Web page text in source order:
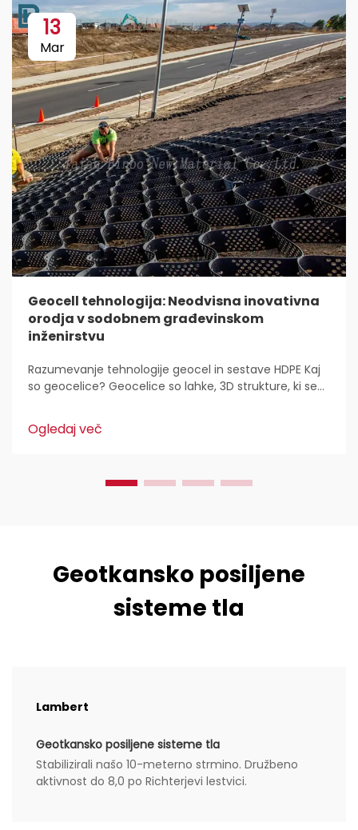
13
Mar
Geocell tehnologija: Neodvisna inovativna
orodja v sodobnem građevinskom
inženirstvu
Razumevanje tehnologije geocel in sestave HDPE Kaj
so geocelice? Geocelice so lahke, 3D strukture, ki se
gradbeništvu. Inženirji civilne zaščite jih imajo radi,
ker...
Ogledaj več
Geotkansko posiljene
sisteme tla
Lambert
Geotkansko posiljene sisteme tla
Stabilizirali našo 10-meterno strmino. Družbeno
aktivnost do 8,0 po Richterjevi lestvici.